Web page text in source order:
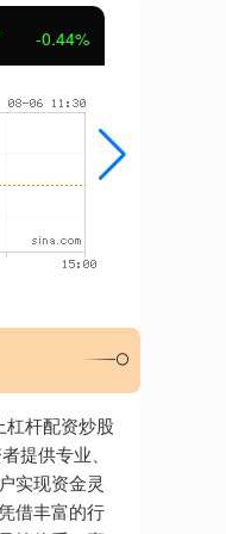
-0.44%
杠杆配资炒股
提供专业、
实现资金灵
借丰富的行